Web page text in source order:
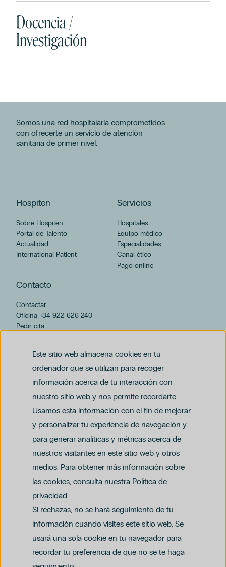
Este sitio web almacena cookies en tu
ordenador que se utilizan para recoger
información acerca de tu interacción con
nuestro sitio web y nos permite recordarte.
Usamos esta información con el fin de mejorar
y personalizar tu experiencia de navegación y
para generar analíticas y métricas acerca de
nuestros visitantes en este sitio web y otros
medios. Para obtener más información sobre
las cookies, consulta nuestra Política de
privacidad.
Si rechazas, no se hará seguimiento de tu
información cuando visites este sitio web. Se
usará una sola cookie en tu navegador para
recordar tu preferencia de que no se te haga
Docencia /
Investigación
Somos una red hospitalaria comprometidos
con ofrecerte un servicio de atención
sanitaria de primer nivel.
Hospiten
Sobre Hospiten
Portal de Talento
Actualidad
International Patient
Servicios
Hospitales
Equipo médico
Especialidades
Canal ético
Pago online
Contacto
Contactar
Oficina +34 922 626 240
Pedir cita
Política de privacidad y protección de datos
Política del canal ético (PDF)
Política de compliance penal (PDF)